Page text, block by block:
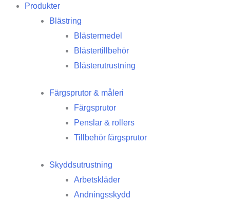
Produkter
Blästring
Blästermedel
Blästertillbehör
Blästerutrustning
Färgsprutor & måleri
Färgsprutor
Penslar & rollers
Tillbehör färgsprutor
Skyddsutrustning
Arbetskläder
Andningsskydd